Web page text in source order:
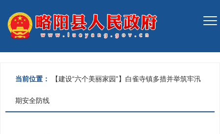
当前位置： 【建设“六个美丽家园”】白雀寺镇多措并举筑牢汛
期安全防线